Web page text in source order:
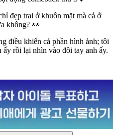
đẹp trai ở khuôn mặt mà cả ở
không? 👀
điều khiển cả phần hình ảnh; tôi
rồi lại nhìn vào đôi tay anh ấy.